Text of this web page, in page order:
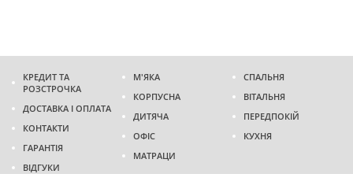
КРЕДИТ ТА
РОЗСТРОЧКА
ДОСТАВКА І ОПЛАТА
КОНТАКТИ
ГАРАНТІЯ
ВІДГУКИ
М'ЯКА
КОРПУСНА
ДИТЯЧА
ОФІС
МАТРАЦИ
СПАЛЬНЯ
ВІТАЛЬНЯ
ПЕРЕДПОКІЙ
КУХНЯ